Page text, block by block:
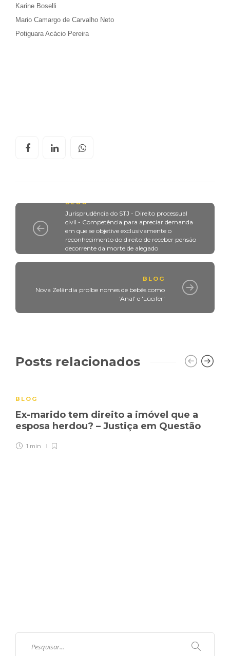
Karine Boselli
Mario Camargo de Carvalho Neto
Potiguara Acácio Pereira
BLOG
Jurisprudência do STJ - Direito processual
civil - Competência para apreciar demanda
em que se objetive exclusivamente o
reconhecimento do direito de receber pensão
decorrente da morte de alegado
BLOG
Nova Zelândia proíbe nomes de bebês como
'Anal' e 'Lúcifer'
Posts relacionados
BLOG
Ex-marido tem direito a imóvel que a
esposa herdou? – Justiça em Questão
1 min